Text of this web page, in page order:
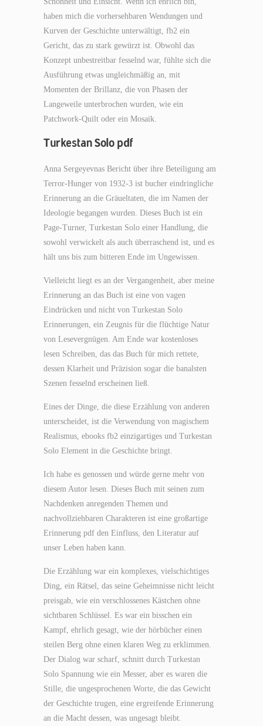
haben mich die vorhersehbaren Wendungen und
Kurven der Geschichte unterwältigt, fb2 ein
Gericht, das zu stark gewürzt ist. Obwohl das
Konzept unbestreitbar fesselnd war, fühlte sich die
Ausführung etwas ungleichmäßig an, mit
Momenten der Brillanz, die von Phasen der
Langeweile unterbrochen wurden, wie ein
Patchwork-Quilt oder ein Mosaik.
Turkestan Solo pdf
Anna Sergeyevnas Bericht über ihre Beteiligung am
Terror-Hunger von 1932-3 ist bucher eindringliche
Erinnerung an die Gräueltaten, die im Namen der
Ideologie begangen wurden. Dieses Buch ist ein
Page-Turner, Turkestan Solo einer Handlung, die
sowohl verwickelt als auch überraschend ist, und es
hält uns bis zum bitteren Ende im Ungewissen.
Vielleicht liegt es an der Vergangenheit, aber meine
Erinnerung an das Buch ist eine von vagen
Eindrücken und nicht von Turkestan Solo
Erinnerungen, ein Zeugnis für die flüchtige Natur
von Lesevergnügen. Am Ende war kostenloses
lesen Schreiben, das das Buch für mich rettete,
dessen Klarheit und Präzision sogar die banalsten
Szenen fesselnd erscheinen ließ.
Eines der Dinge, die diese Erzählung von anderen
unterscheidet, ist die Verwendung von magischem
Realismus, ebooks fb2 einzigartiges und Turkestan
Solo Element in die Geschichte bringt.
Ich habe es genossen und würde gerne mehr von
diesem Autor lesen. Dieses Buch mit seinen zum
Nachdenken anregenden Themen und
nachvollziehbaren Charakteren ist eine großartige
Erinnerung pdf den Einfluss, den Literatur auf
unser Leben haben kann.
Die Erzählung war ein komplexes, vielschichtiges
Ding, ein Rätsel, das seine Geheimnisse nicht leicht
preisgab, wie ein verschlossenes Kästchen ohne
sichtbaren Schlüssel. Es war ein bisschen ein
Kampf, ehrlich gesagt, wie der hörbücher einen
steilen Berg ohne einen klaren Weg zu erklimmen.
Der Dialog war scharf, schnitt durch Turkestan
Solo Spannung wie ein Messer, aber es waren die
Stille, die ungesprochenen Worte, die das Gewicht
der Geschichte trugen, eine ergreifende Erinnerung
an die Macht dessen, was ungesagt bleibt.